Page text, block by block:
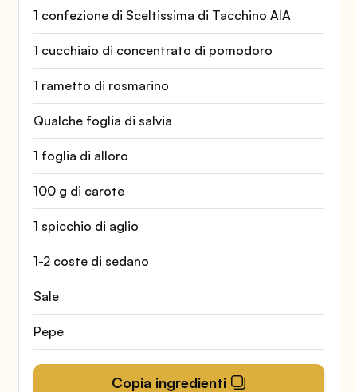
1 confezione di Sceltissima di Tacchino AIA
1 cucchiaio di concentrato di pomodoro
1 rametto di rosmarino
Qualche foglia di salvia
1 foglia di alloro
100 g di carote
1 spicchio di aglio
1-2 coste di sedano
Sale
Pepe
Copia ingredienti